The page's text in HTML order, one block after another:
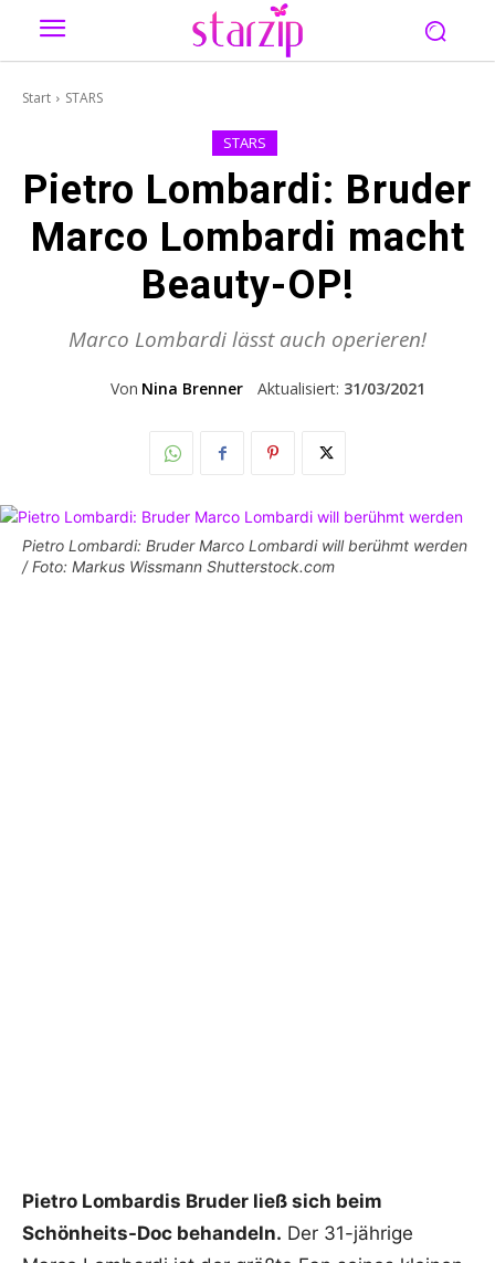
Start STARS
STARS
Pietro Lombardi: Bruder
Marco Lombardi macht
Beauty-OP!
Marco Lombardi lässt auch operieren!
Von Nina Brenner Aktualisiert: 31/03/2021
Pietro Lombardi: Bruder Marco Lombardi will berühmt werden
/ Foto: Markus Wissmann Shutterstock.com
Pietro Lombardis Bruder ließ sich beim
Schönheits-Doc behandeln. Der 31-jährige